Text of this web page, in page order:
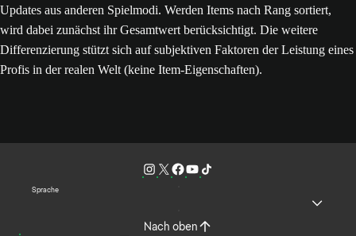
Updates aus anderen Spielmodi. Werden Items nach Rang sortiert,
wird dabei zunächst ihr Gesamtwert berücksichtigt. Die weitere
Differenzierung stützt sich auf subjektiven Faktoren der Leistung eines
Profis in der realen Welt (keine Item-Eigenschaften).
Sprache
Nach oben